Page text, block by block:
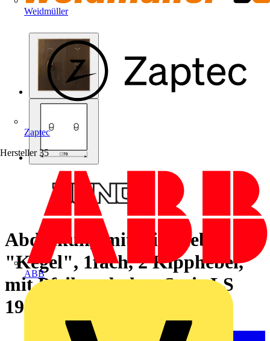
Weidmüller
Zaptec
Hersteller 35
ABB
Abdeckung mit Kipphebel
"Kegel", 1fach, 2 Kipphebel,
mit Pfeilsymbolen, Serie LS
1912, Messing antik